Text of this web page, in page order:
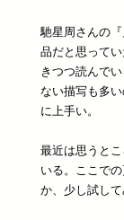
馳星周さんの
品だと思って
きつつ読んで
ない描写も多
に上手い。
最近は思うと
いる。ここで
か、少し試して